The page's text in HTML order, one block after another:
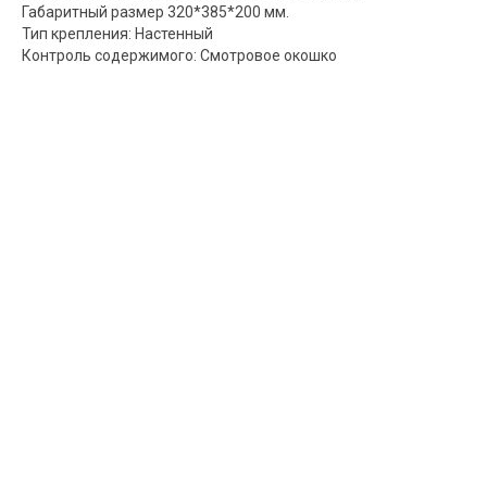
Габаритный размер 320*385*200 мм.
Тип крепления: Настенный
Контроль содержимого: Смотровое окошко